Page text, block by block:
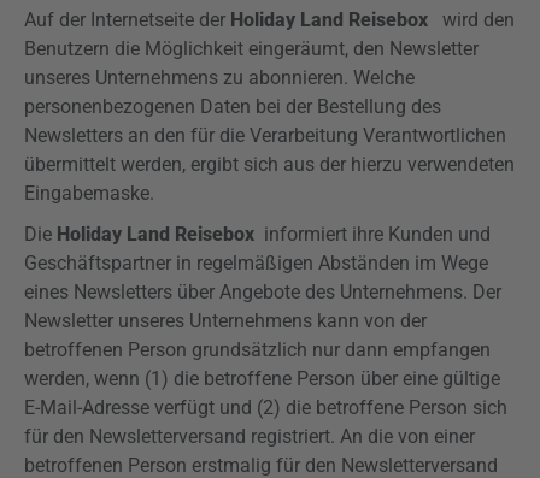
Auf der Internetseite der Holiday Land Reisebox
wird den
Benutzern die Möglichkeit eingeräumt, den Newsletter
unseres Unternehmens zu abonnieren. Welche
personenbezogenen Daten bei der Bestellung des
Newsletters an den für die Verarbeitung Verantwortlichen
übermittelt werden, ergibt sich aus der hierzu verwendeten
Eingabemaske.
Die Holiday Land Reisebox informiert ihre Kunden und
Geschäftspartner in regelmäßigen Abständen im Wege
eines Newsletters über Angebote des Unternehmens. Der
Newsletter unseres Unternehmens kann von der
betroffenen Person grundsätzlich nur dann empfangen
werden, wenn (1) die betroffene Person über eine gültige
E-Mail-Adresse verfügt und (2) die betroffene Person sich
für den Newsletterversand registriert. An die von einer
betroffenen Person erstmalig für den Newsletterversand